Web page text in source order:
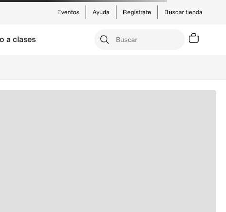
Buscar tienda
Ayuda Regístrate
Eventos
a clases